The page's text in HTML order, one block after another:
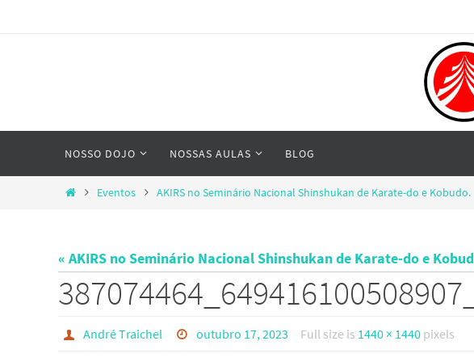
content
NOSSO DOJO NOSSAS AULAS BLOG
HomeEventos AKIRS no Seminário Nacional Shinshukan de Karate-do e Kobudo.
« AKIRS no Seminário Nacional Shinshukan de Karate-do e
André Traichel outubro 17, 2023 Full size is 1440 × 1440 pixels